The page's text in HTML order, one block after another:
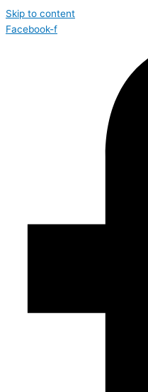
Skip to content
Facebook-f